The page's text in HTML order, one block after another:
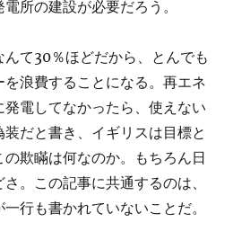
所の建設が必要だろう。
て30％ほどだから、とんでも
浪費することになる。再エネ
電してなかったら、使えない
だと書き、イギリスは目標と
欺瞞は何なのか。もちろん日
。この記事に共通するのは、
行も書かれていないことだ。